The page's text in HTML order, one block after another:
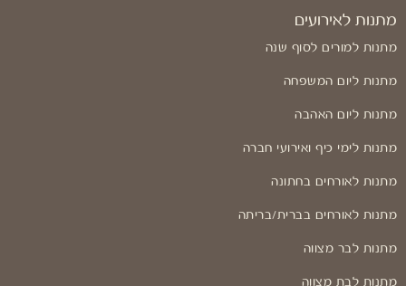
מתנות לאירועים
מתנות למורים לסוף שנה
מתנות ליום המשפחה
מתנות ליום האהבה
מתנות לימי כיף ואירועי חברה
מתנות לאורחים בחתונה
מתנות לאורחים בברית/בריתה
מתנות לבר מצווה
מתנות לבת מצווה